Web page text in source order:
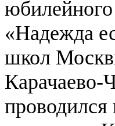
«Надежда
школ
Карачаево-